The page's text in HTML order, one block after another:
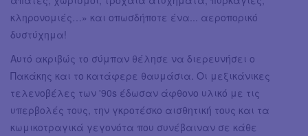
κληρονομιές…» και οπωσδήποτε ένα... αεροπορικό
δυστύχημα!
Αυτό ακριβώς το σύμπαν θέλησε να διερευνήσει ο
Πακάκης και το κατάφερε θαυμάσια. Οι μεξικάνικες
τελενοβέλες των '90s έδωσαν άφθονο υλικό με τις
υπερβολές τους, την γκροτέσκο αισθητική τους και τα
κωμικοτραγικά γεγονότα που συνέβαιναν σε κάθε